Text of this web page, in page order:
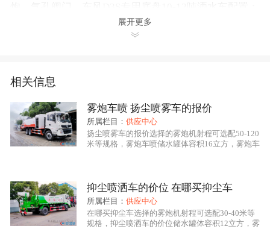
采用东风专用底盘底盘，轴距3950mm，玉柴160马力或
宁波雾炮车价格康明斯170马力，排半驾驶室，气刹制
消毒车。
一、抑尘车性能概述：
程力龙马抑尘车系列产品是我公司自行设计开发、具有
要细化分类有：多功能抑尘车、洒水车式抑尘车、铁路
专用抑尘车、爆破专用抑尘车。多功能抑尘车采用国内
展开更多
相关信息
雾炮车喷 扬尘喷雾车的报价
所属栏目：供应中心
扬尘喷雾车的报价选择的雾炮机射程可选配50-120
米等规格，雾炮车喷储水罐体容积16立方，雾炮车
辆型号CLW5250TDYD5，雾炮喷雾作业可远程遥
控操作，雾炮车喷底盘采用东风原厂底盘，底盘型
号EQ1258GSZ5DJ，底盘发动机康机210马力，国
抑尘喷洒车的价位 在哪买抑尘车
所属栏目：供应中心
在哪买抑尘车选择的雾炮机射程可选配30-40米等
规格，抑尘喷洒车的价位储水罐体容积12立方，雾